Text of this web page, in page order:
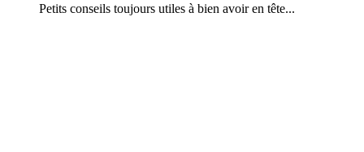
Petits conseils toujours utiles à bien avoir en tête...